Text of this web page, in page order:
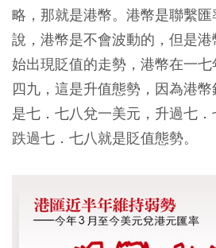
略，那就是港幣。港幣是聯繫
說，港幣是不會波動的，但是
始出現貶值的走勢，港幣在一
四九，這是升值態勢，因為港幣
是七．七八兌一美元，升過七
跌過七．七八就是貶值態勢。